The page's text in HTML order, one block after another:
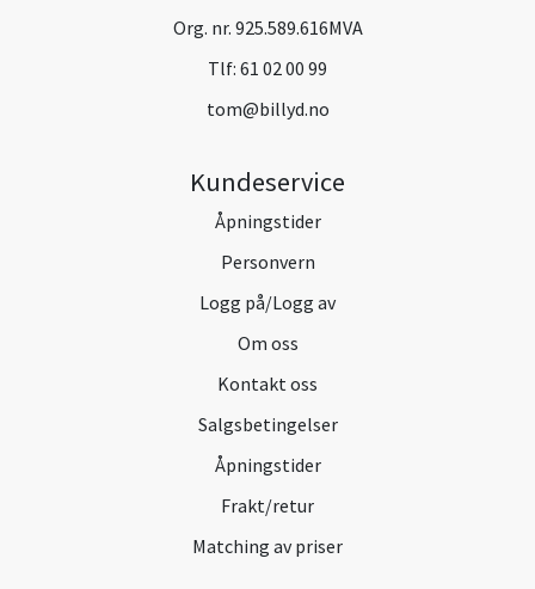
Org. nr. 925.589.616MVA
Tlf: 61 02 00 99
tom@billyd.no
Kundeservice
Åpningstider
Personvern
Logg på/Logg av
Om oss
Kontakt oss
Salgsbetingelser
Åpningstider
Frakt/retur
Matching av priser